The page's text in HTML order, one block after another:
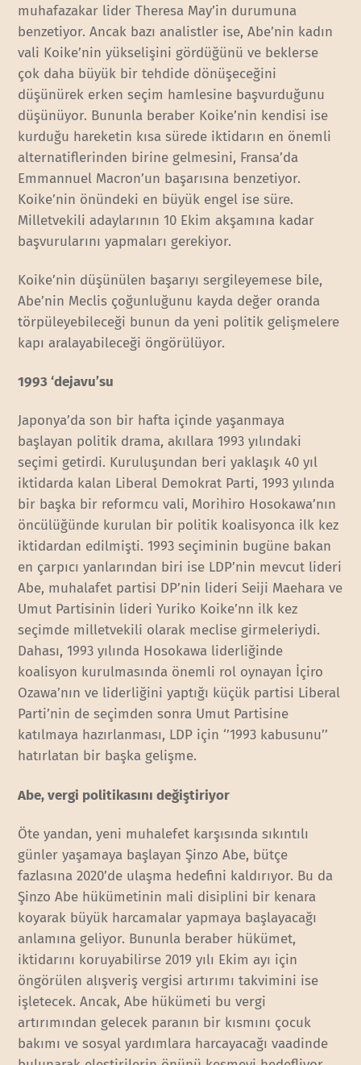
muhafazakar lider Theresa May’in durumuna
benzetiyor. Ancak bazı analistler ise, Abe’nin kadın
vali Koike’nin yükselişini gördüğünü ve beklerse
çok daha büyük bir tehdide dönüşeceğini
düşünürek erken seçim hamlesine başvurduğunu
düşünüyor. Bununla beraber Koike’nin kendisi ise
kurduğu hareketin kısa sürede iktidarın en önemli
alternatiflerinden birine gelmesini, Fransa’da
Emmannuel Macron’un başarısına benzetiyor.
Koike’nin önündeki en büyük engel ise süre.
Milletvekili adaylarının 10 Ekim akşamına kadar
başvurularını yapmaları gerekiyor.
Koike’nin düşünülen başarıyı sergileyemese bile,
Abe’nin Meclis çoğunluğunu kayda değer oranda
törpüleyebileceği bunun da yeni politik gelişmelere
kapı aralayabileceği öngörülüyor.
1993 ‘dejavu’su
Japonya’da son bir hafta içinde yaşanmaya
başlayan politik drama, akıllara 1993 yılındaki
seçimi getirdi. Kuruluşundan beri yaklaşık 40 yıl
iktidarda kalan Liberal Demokrat Parti, 1993 yılında
bir başka bir reformcu vali, Morihiro Hosokawa’nın
öncülüğünde kurulan bir politik koalisyonca ilk kez
iktidardan edilmişti. 1993 seçiminin bugüne bakan
en çarpıcı yanlarından biri ise LDP’nin mevcut lideri
Abe, muhalafet partisi DP’nin lideri Seiji Maehara ve
Umut Partisinin lideri Yuriko Koike’nn ilk kez
seçimde milletvekili olarak meclise girmeleriydi.
Dahası, 1993 yılında Hosokawa liderliğinde
koalisyon kurulmasında önemli rol oynayan İçiro
Ozawa’nın ve liderliğini yaptığı küçük partisi Liberal
Parti’nin de seçimden sonra Umut Partisine
katılmaya hazırlanması, LDP için ‘’1993 kabusunu’’
hatırlatan bir başka gelişme.
Abe, vergi politikasını değiştiriyor
Öte yandan, yeni muhalefet karşısında sıkıntılı
günler yaşamaya başlayan Şinzo Abe, bütçe
fazlasına 2020’de ulaşma hedefini kaldırıyor. Bu da
Şinzo Abe hükümetinin mali disiplini bir kenara
koyarak büyük harcamalar yapmaya başlayacağı
anlamına geliyor. Bununla beraber hükümet,
iktidarını koruyabilirse 2019 yılı Ekim ayı için
öngörülen alışveriş vergisi artırımı takvimini ise
işletecek. Ancak, Abe hükümeti bu vergi
artırımından gelecek paranın bir kısmını çocuk
bakımı ve sosyal yardımlara harcayacağı vaadinde